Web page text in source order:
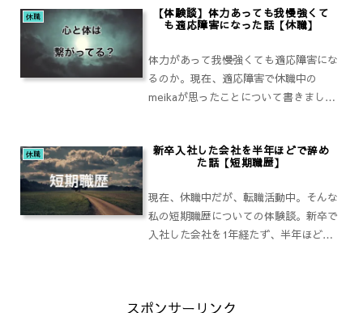
それについて書きます。
休職
【体験談】体力あっても我慢強くて
も適応障害になった話【休職】
体力があって我慢強くても適応障害にな
るのか。現在、適応障害で休職中の
meikaが思ったことについて書きまし
思いますので、参考程度に読んでもらえ
休職
新卒入社した会社を半年ほどで辞め
た話【短期職歴】
現在、休職中だが、転職活動中。そんな
私の短期職歴についての体験談。新卒で
入社した会社を1年経たず、半年ほどで
スポンサーリンク